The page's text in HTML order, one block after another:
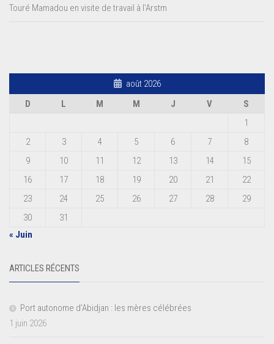
Touré Mamadou en visite de travail à l’Arstm
août 2026
D
L M M J V
S
1
2
3 4 5 6 7
8
9
10 11 12 13 14
15
16
17 18 19 20 21
22
23
24 25 26 27 28
29
30
31
« Juin
ARTICLES RÉCENTS
Port autonome d’Abidjan : les mères célébrées
1 juin 2026